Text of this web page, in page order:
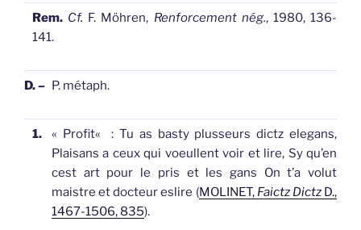
Rem. Cf. F. Möhren, Renforcement nég., 1980, 136-
141.
D. – P. métaph.
1. « Profit«
: Tu as basty plusseurs dictz elegans,
Plaisans a ceux qui voeullent voir et lire, Sy qu’en
cest art pour le pris et les gans On t’a volut
maistre et docteur eslire (MOLINET, Faictz DictzD.,
1467-1506, 835).